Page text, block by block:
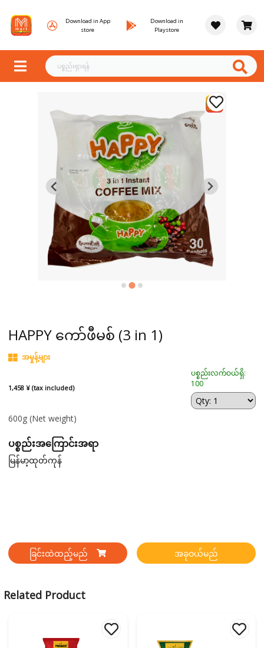
Download in App
store
Download in
Playstore
HAPPY ‌ကော်ဖီမစ် (3 in 1)
အမှုန့်များ
1,458 ¥ (tax included)
ပစ္စည်းလက်ဝယ်ရှိ:
100
600g (Net weight)
ပစ္စည်းအကြောင်းအရာ
မြန်မာ့ထုတ်ကုန်
ခြင်းထဲထည့်မည် အခုဝယ်မည်
Related Product